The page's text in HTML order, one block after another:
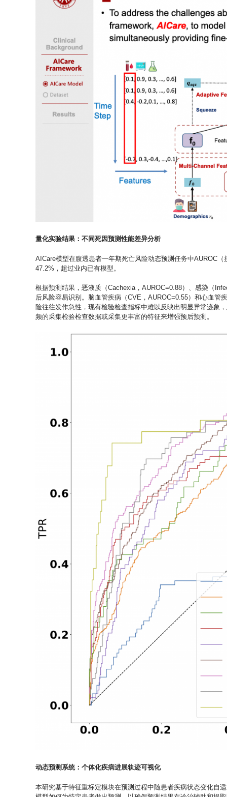
量化实验结果：不同死因预测性能差异分析
AICare模型在腹透患者一年期死亡风险动态预测任务中AUROC
47.2%，超过业内已有模型。
根据预测结果，恶液质（Cachexia，AUROC=0.88）、感染（
后风险容易识别。脑血管疾病（CVE，AUROC=0.55）和心血管
险往往发作急性，现有检验检查指标中难以反映出明显异常迹象
频的采集检验检查数据或采集更丰富的特征来增强预后预测。
动态预测系统：个体化疾病进展轨迹可视化
本研究基于特征重标定模块在预测过程中随患者疾病状态变化自